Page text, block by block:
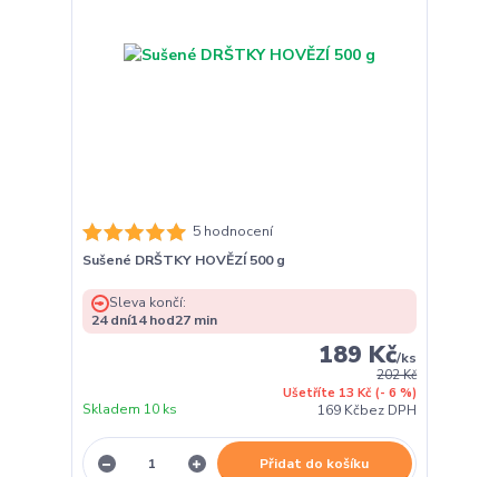
5 hodnocení
Sušené DRŠTKY HOVĚZÍ 500 g
202 Kč
Ušetříte 13 Kč (- 6 %)
189 Kč/ks
169 Kčbez DPH
Skladem 10 ks
Sleva končí:
24 dní14hod27 min
Přidat do košíku